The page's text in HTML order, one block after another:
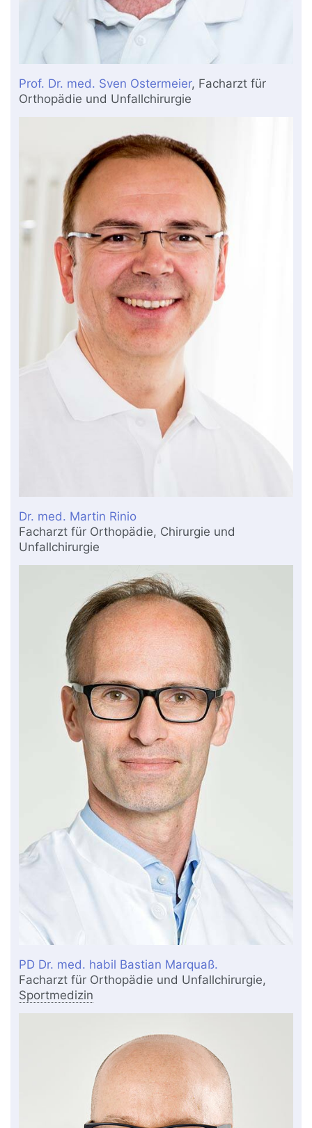
Prof. Dr. med. Sven Ostermeier, Facharzt für
Orthopädie und Unfallchirurgie
Dr. med. Martin Rinio
Facharzt für Orthopädie, Chirurgie und
Unfallchirurgie
PD Dr. med. habil Bastian Marquaß.
Facharzt für Orthopädie und Unfallchirurgie,
Sportmedizin